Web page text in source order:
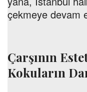
çekmeye devam
Çarşının
Kokuların